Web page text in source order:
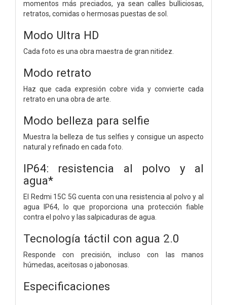
momentos más preciados, ya sean calles bulliciosas,
retratos, comidas o hermosas puestas de sol.
Modo Ultra HD
Cada foto es una obra maestra de gran nitidez.
Modo retrato
Haz que cada expresión cobre vida y convierte cada
retrato en una obra de arte.
Modo belleza para selfie
Muestra la belleza de tus selfies y consigue un aspecto
natural y refinado en cada foto.
IP64: resistencia al polvo y al
agua*
El Redmi 15C 5G cuenta con una resistencia al polvo y al
agua IP64, lo que proporciona una protección fiable
contra el polvo y las salpicaduras de agua.
Tecnología táctil con agua 2.0
Responde con precisión, incluso con las manos
húmedas, aceitosas o jabonosas.
Especificaciones